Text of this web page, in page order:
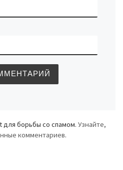
для борьбы со спамом. Узнайте,
комментариев.